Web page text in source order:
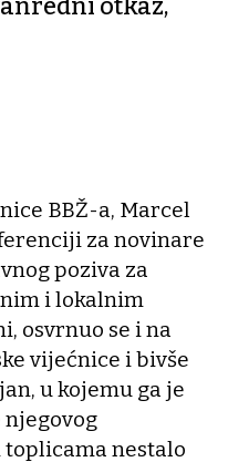
otkaz,
BBŽ-a, Marcel
za novinare
poziva za
i lokalnim
osvrnuo se i na
vijećnice i bivše
u kojemu ga je
nestalo